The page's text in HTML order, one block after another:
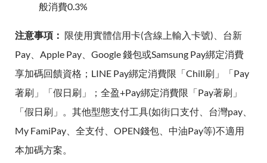
般消費0.3%
注意事項： 限使用實體信用卡(含線上輸入卡號)、台新
Pay、Apple Pay、Google 錢包或Samsung Pay綁定消費
享加碼回饋資格；LINE Pay綁定消費限「Chill刷」「Pay
著刷」「假日刷」；全盈+Pay綁定消費限「Pay著刷」
「假日刷」。其他型態支付工具(如街口支付、台灣pay、
My FamiPay、全支付、OPEN錢包、中油Pay等)不適用
本加碼方案。